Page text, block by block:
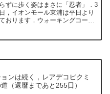
ずに歩く姿はまさに「忍者」．3
，イオンモール東浦は平日より
おります．ウォーキングコース
ョンは続く，レアデコピクミ
（還暦まであと255日）